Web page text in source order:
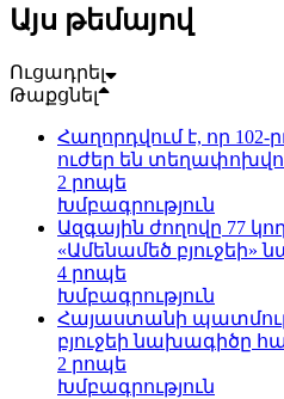
Այս թեմայով
Ուցադրել
Թաքցնել
Հաղորդվում է, որ
ուժեր են
2 րոպե
Խմբագրություն
Ազգային ժողովը 77
«Ամենամեծ բյուջեի»
4 րոպե
Խմբագրություն
Հայաստանի
բյուջեի նախագիծը
2 րոպե
Խմբագրություն